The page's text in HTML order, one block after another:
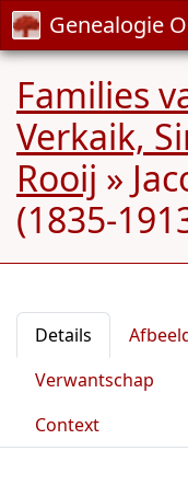
Genealogie
Families
Verkaik,
Rooij »
(1835-
Details
Verwantschap
Context